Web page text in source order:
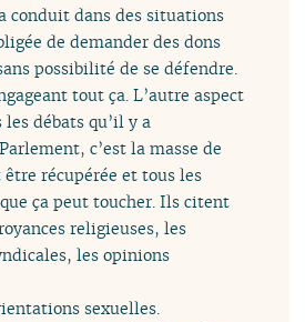
conduit dans des situations
de demander des dons
possibilité de se défendre.
tout ça. L’autre aspect
débats qu’il y a
c’est la masse de
récupérée et tous les
ça peut toucher. Ils citent
religieuses, les
les opinions
sexuelles.